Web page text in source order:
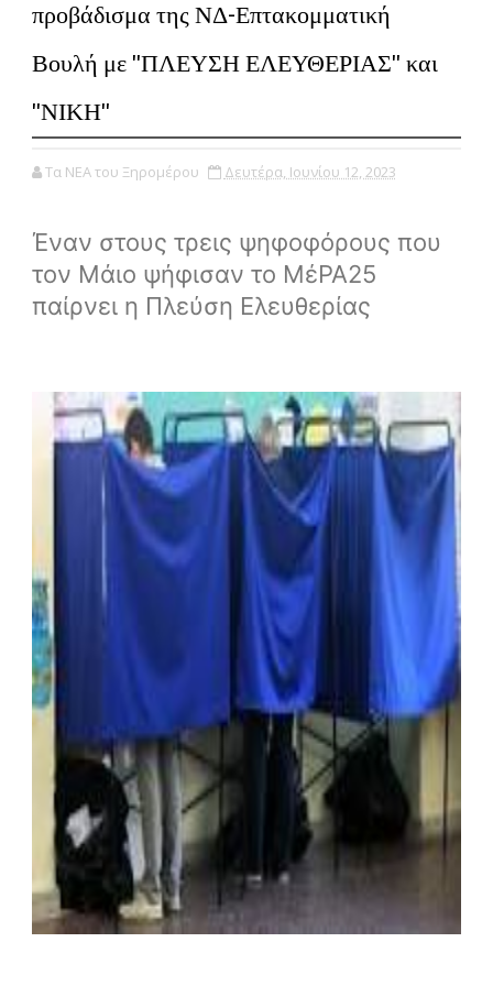
προβάδισμα της ΝΔ-Επτακομματική
Βουλή με ''ΠΛΕΥΣΗ ΕΛΕΥΘΕΡΙΑΣ'' και
''ΝΙΚΗ''
Τα ΝΕΑ του Ξηρομέρου Δευτέρα, Ιουνίου 12, 2023
Έναν στους τρεις ψηφοφόρους που
τον Μάιο ψήφισαν το ΜέΡΑ25
παίρνει η Πλεύση Ελευθερίας